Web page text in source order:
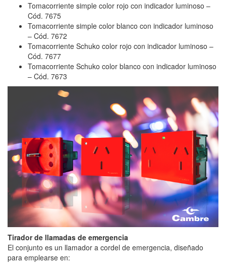
Tomacorriente simple color rojo con indicador luminoso –
Cód. 7675
Tomacorriente simple color blanco con indicador luminoso
– Cód. 7672
Tomacorriente Schuko color rojo con indicador luminoso –
Cód. 7677
Tomacorriente Schuko color blanco con indicador luminoso
– Cód. 7673
Tirador de llamadas de emergencia
El conjunto es un llamador a cordel de emergencia, diseñado
para emplearse en: